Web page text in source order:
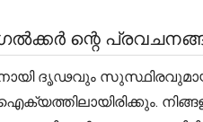
ന്റെ പ്രവചനങ്ങൾ
ദൃഢവും